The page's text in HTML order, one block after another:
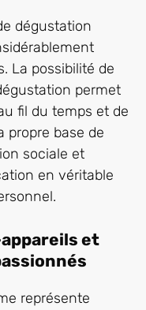
dégustation
La possibilité de
permet
fil du temps et de
propre base de
sociale et
en véritable
et
représente